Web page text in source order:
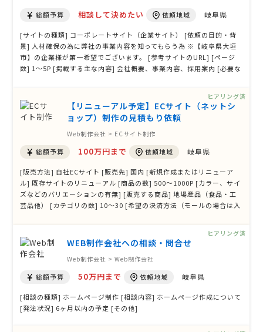
総額予算 相談して決めたい 依頼地域 岐阜県
[サイトの種類] コーポレートサイト（企業サイト） [依頼の目的・背
景] 人材確保の為に弊社の事業内容を知ってもらう為 ※【岐阜県大垣
市】の企業様が第一希望でございます。 [参考サイトのURL] [ページ
数] 1〜5P [掲載する主な内容] 会社概要、事業内容、採用案内 [必要な
【リニューアル予定】ECサイト（ネットシ
ョップ）制作の見積もり依頼
Web制作会社 > ECサイト制作
総額予算 100万円まで 依頼地域 岐阜県
[販売方法] 自社ECサイト [販売先] 国内 [新規作成またはリニューア
ル] 既存サイトのリニューアル [商品の数] 500〜1000P [カラー、サイ
ズなどのバリエーションの有無] [販売する商品] 地場産品（食品・工
芸品他） [カテゴリの数] 10〜30 [希望の決済方法（モールの場合は入
15からMa …
ヒアリング済
WEB制作会社への相談・問合せ
Web制作会社 > Web制作会社
総額予算 50万円まで 依頼地域 岐阜県
[相談の種類] ホームページ制作 [相談内容] ホームページ作成について
[発注状況] 6ヶ月以内の予定 [その他]
ヒアリング済